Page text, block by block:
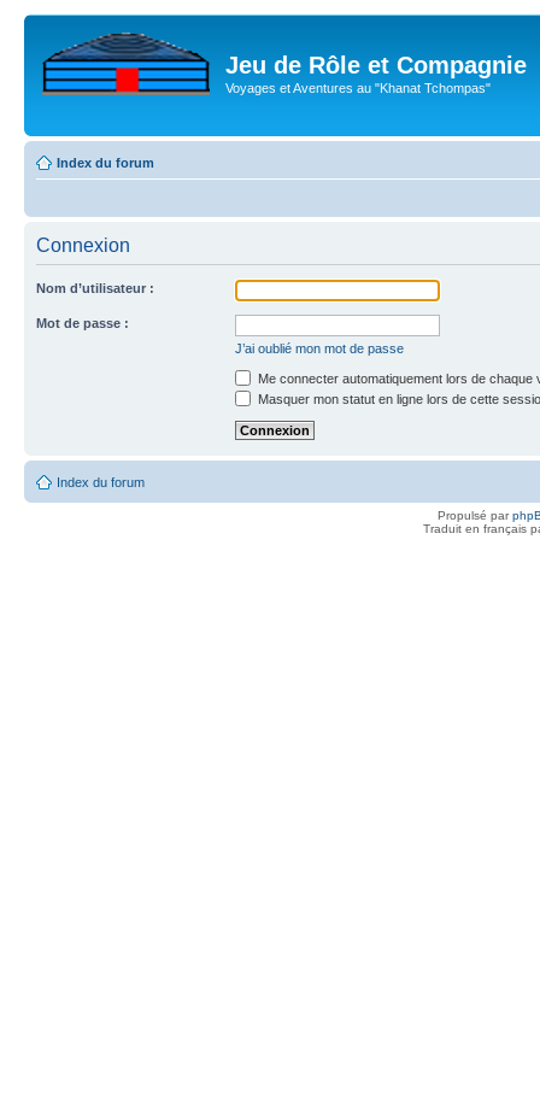
Jeu de Rôle et Compagnie
Voyages et Aventures au "Khanat Tchompas"
Index du forum
Connexion
Nom d’utilisateur :
Mot de passe :
J’ai oublié mon mot de passe
Me connecter automatiquement lors de chaque
Masquer mon statut en ligne lors de cette
Index du forum
Propulsé par
Traduit en français